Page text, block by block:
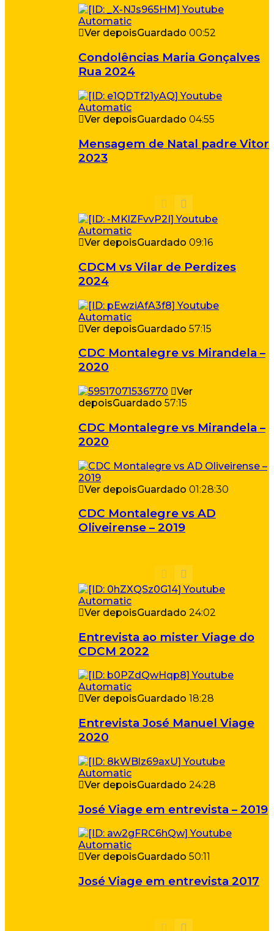
Ver depoisGuardado 00:52
Condolências Maria Gonçalves
Rua 2024
Ver depoisGuardado 04:55
Mensagem de Natal padre Vitor
2023
Ver depoisGuardado 09:16
CDCM vs Vilar de Perdizes
2024
Ver depoisGuardado 57:15
CDC Montalegre vs Mirandela –
2020
Ver
depoisGuardado 57:15
CDC Montalegre vs Mirandela –
2020
Ver depoisGuardado 01:28:30
CDC Montalegre vs AD
Oliveirense – 2019
Ver depoisGuardado 24:02
Entrevista ao mister Viage do
CDCM 2022
Ver depoisGuardado 18:28
Entrevista José Manuel Viage
2020
Ver depoisGuardado 24:28
José Viage em entrevista – 2019
Ver depoisGuardado 50:11
José Viage em entrevista 2017